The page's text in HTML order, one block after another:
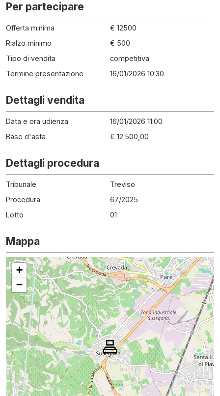
Per partecipare
Offerta minima
€ 12500
Rialzo minimo
€ 500
Tipo di vendita
competitiva
Termine presentazione
16/01/2026 10:30
Dettagli vendita
Data e ora udienza
16/01/2026 11:00
Base d'asta
€ 12.500,00
Dettagli procedura
Tribunale
Treviso
Procedura
67/2025
Lotto
01
Mappa
+
−